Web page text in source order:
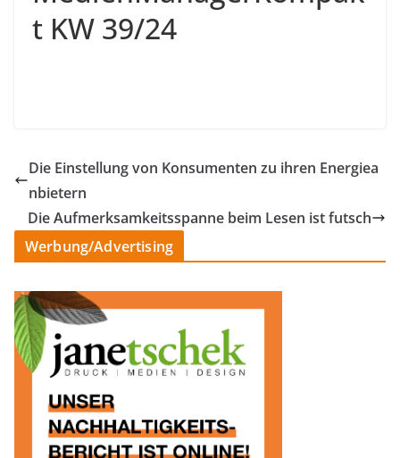
t KW 39/24
Die Einstellung von Konsumenten zu ihren Energiea
nbietern
Die Aufmerksamkeitsspanne beim Lesen ist futsch
Werbung/Advertising